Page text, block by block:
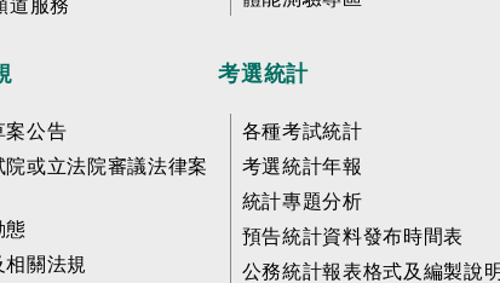
道服務
案公告
院或立法院審議法律案
態
相關法規
考選統計
各種考試統計
考選統計年報
統計專題分析
預告統計資料發布時間表
公務統計報表格式及編製說